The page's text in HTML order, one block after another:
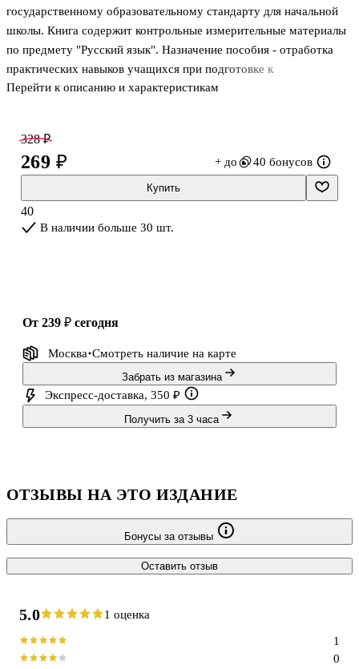
государственному образовательному стандарту для начальной
школы. Книга содержит контрольные измерительные материалы
по предмету "Русский язык". Назначение пособия - отработка
практических навыков учащихся при подготовке к
Всероссийской проверочной работе. В сборнике даны ответы на
Перейти к описанию и характеристикам
328 ₽
269 ₽ + до 40 бонусов
Купить
40
В наличии больше 30 шт.
от 239 ₽ сегодня
Москва Смотреть наличие на карте
Забрать из магазина
Экспресс-доставка, 350 ₽
Получить за 3 часа
ОТЗЫВЫ НА ЭТО ИЗДАНИЕ
Бонусы за отзывы
Оставить отзыв
5.0 1 оценка
0
1